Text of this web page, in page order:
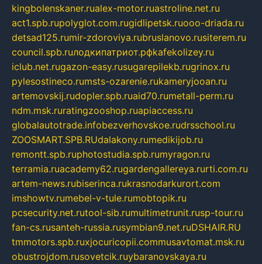
kingbolenskaner.rualex-motor.ruastroline.net.ru
act1.spb.rupolyglot.com.rugidlipetsk.ruooo-driada.ru
detsad125.rumir-zdoroviya.rubruslanovo.rusiterem.ru
council.spb.ruлодкипатриот.рфkafekolizey.ru
iclub.net.rugazon-easy.rusugarepilekb.rugrinox.ru
pylesostineco.rumsts-ozarenie.rukameryjooan.ru
artemovskij.rudopler.spb.ruaid70.rumetall-perm.ru
ndm.msk.ruratingzooshop.ruapiaccess.ru
globalautotrade.infobezverhovskoe.rudrsschool.ru
ZOOSMART.SPB.RUdalakony.rumedikijob.ru
remontt.spb.ruphotostudia.spb.rumyragon.ru
terramia.ruacademy62.rugardengallereya.rurti.com.ru
artem-news.rubiserinca.rukrasnodarkurort.com
imshowtv.rumebel-v-tule.rumobtopik.ru
pcsecurity.net.rutool-sib.rumultimetrunit.rusp-tour.ru
fan-cs.rusanteh-russia.rusymbian9.net.ruDSHAIR.RU
tmmotors.spb.ruxjocuricopii.commusavtomat.msk.ru
obustrojdom.rusovetcik.ruybaranovskaya.ru